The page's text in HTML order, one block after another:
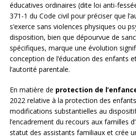
éducatives ordinaires (dite loi anti-
371-1 du Code civil pour préciser que
s’exerce sans violences physiques ou
disposition, bien que dépourvue de
spécifiques, marque une évolution
conception de l’éducation des enfants
l’autorité parentale.
En matière de protection de
2022 relative à la protection des
modifications substantielles au
l’encadrement du recours aux familles
statut des assistants familiaux et crée